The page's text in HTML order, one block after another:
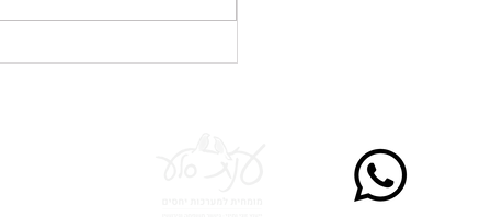
בין ארוטיקה לאינטימיות